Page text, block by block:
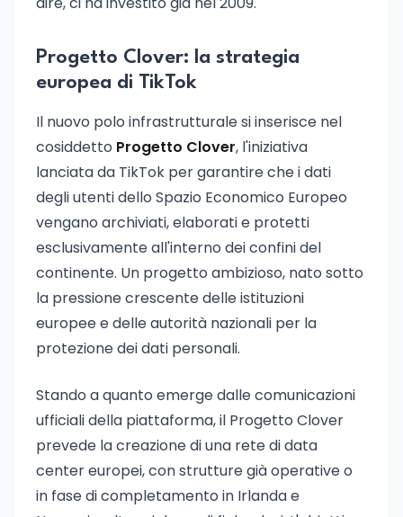
Progetto Clover: la strategia
europea di TikTok
Il nuovo polo infrastrutturale si inserisce nel
cosiddetto Progetto Clover, l'iniziativa
lanciata da TikTok per garantire che i dati
degli utenti dello Spazio Economico Europeo
vengano archiviati, elaborati e protetti
esclusivamente all'interno dei confini del
continente. Un progetto ambizioso, nato sotto
la pressione crescente delle istituzioni
europee e delle autorità nazionali per la
protezione dei dati personali.
Stando a quanto emerge dalle comunicazioni
ufficiali della piattaforma, il Progetto Clover
prevede la creazione di una rete di data
center europei, con strutture già operative o
in fase di completamento in Irlanda e